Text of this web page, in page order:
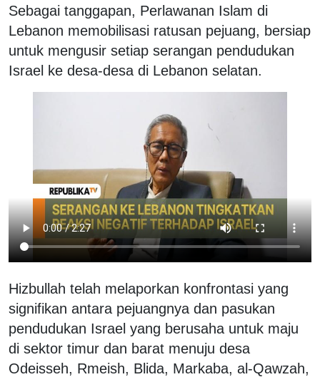
Sebagai tanggapan, Perlawanan Islam di
Lebanon memobilisasi ratusan pejuang, bersiap
untuk mengusir setiap serangan pendudukan
Israel ke desa-desa di Lebanon selatan.
Hizbullah telah melaporkan konfrontasi yang
signifikan antara pejuangnya dan pasukan
pendudukan Israel yang berusaha untuk maju
di sektor timur dan barat menuju desa
Odeisseh, Rmeish, Blida, Markaba, al-Qawzah,